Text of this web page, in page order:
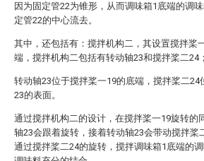
因为固定管22为锥形，从而调味箱1底端的调
定管22的中心流去。
其中，还包括有：搅拌机构二，其设置搅拌桨
端，搅拌机构二包括有转动轴23和搅拌桨二24；
转动轴23位于搅拌桨一19的底端，搅拌桨二24
23的表面。
通过搅拌机构二的设计，在搅拌桨一19旋转的
轴23会跟着旋转，接着转动轴23会带动搅拌桨
通过搅拌桨二24的旋转，搅拌调味箱1底端的